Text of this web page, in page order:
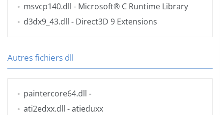
msvcp140.dll - Microsoft® C Runtime Library
d3dx9_43.dll - Direct3D 9 Extensions
Autres fichiers dll
paintercore64.dll -
ati2edxx.dll - atieduxx